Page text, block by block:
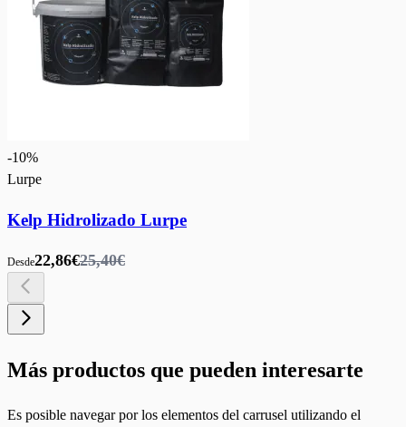
-10%
Lurpe
Kelp Hidrolizado Lurpe
Desde22,86€25,40€
Más productos que pueden interesarte
Es posible navegar por los elementos del carrusel utilizando el